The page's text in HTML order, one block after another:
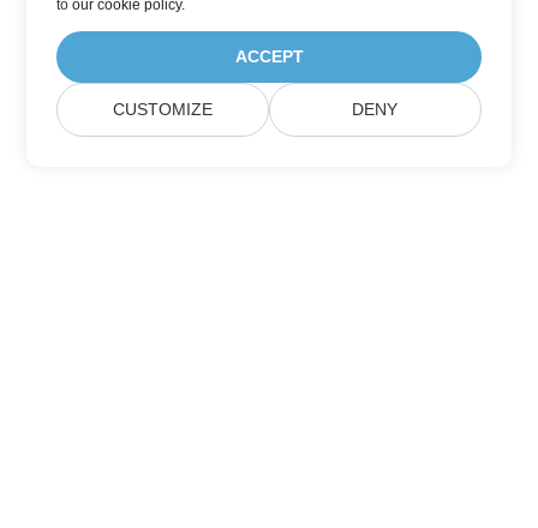
toour cookie policy.
ACCEPT
CUSTOMIZE DENY